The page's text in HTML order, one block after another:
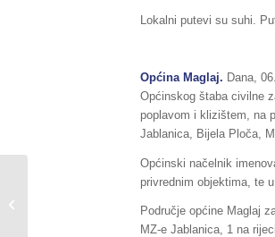
Lokalni putevi su suhi.
Općina Maglaj. Dana,
Općinskog štaba civilne
poplavom i klizištem, na
Jablanica, Bijela Ploča,
Općinski načelnik
privrednim objektima, te
Područje općine Maglaj
MZ-e Jablanica, 1 na
Sažetak redovnog izvještaja o stanju
u Federaciji BiH, za dane
05./06.05.2018.godine,...